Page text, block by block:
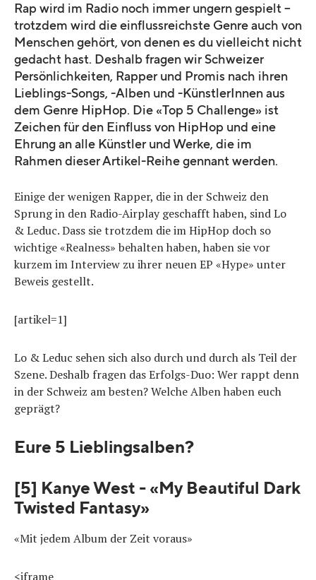
Rap wird im Radio noch immer ungern gespielt –
trotzdem wird die einflussreichste Genre auch von
Menschen gehört, von denen es du vielleicht nicht
gedacht hast. Deshalb fragen wir Schweizer
Persönlichkeiten, Rapper und Promis nach ihren
Lieblings-Songs, -Alben und -KünstlerInnen aus
dem Genre HipHop. Die «Top 5 Challenge» ist
Zeichen für den Einfluss von HipHop und eine
Ehrung an alle Künstler und Werke, die im
Rahmen dieser Artikel-Reihe gennant werden.
Einige der wenigen Rapper, die in der Schweiz den
Sprung in den Radio-Airplay geschafft haben, sind Lo
& Leduc. Dass sie trotzdem die im HipHop doch so
wichtige «Realness» behalten haben, haben sie vor
kurzem im Interview zu ihrer neuen EP «Hype» unter
Beweis gestellt.
[artikel=1]
Lo & Leduc sehen sich also durch und durch als Teil der
Szene. Deshalb fragen das Erfolgs-Duo: Wer rappt denn
in der Schweiz am besten? Welche Alben haben euch
geprägt?
Eure 5 Lieblingsalben?
[5] Kanye West - «My Beautiful Dark
Twisted Fantasy»
«Mit jedem Album der Zeit voraus»
<iframe